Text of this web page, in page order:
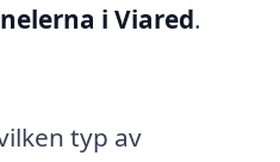
i Viared.
typ av